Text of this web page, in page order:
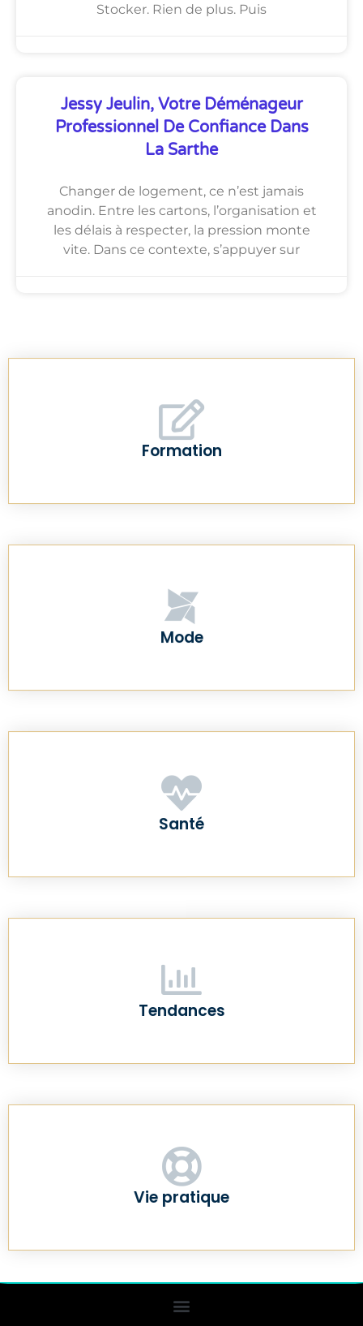
Stocker. Rien de plus. Puis
Jessy Jeulin, Votre Déménageur
Professionnel De Confiance Dans
La Sarthe
Changer de logement, ce n’est jamais
anodin. Entre les cartons, l’organisation et
les délais à respecter, la pression monte
vite. Dans ce contexte, s’appuyer sur
Formation
Mode
Santé
Tendances
Vie pratique